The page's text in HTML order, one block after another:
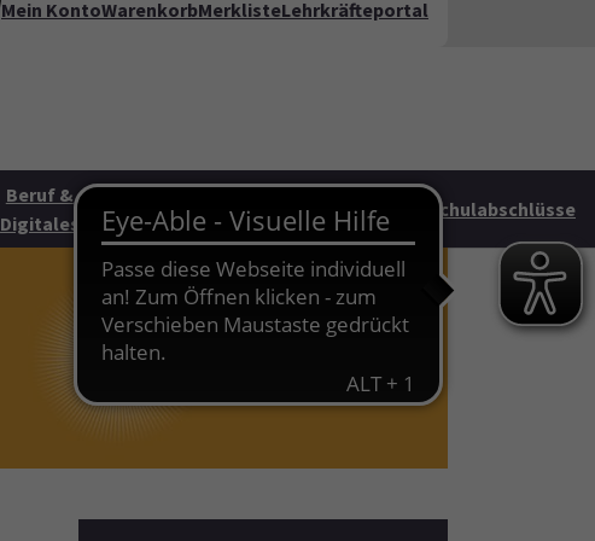
Kontakt FAQ
Mein KontoWarenkorbMerklisteLehrkräfteportal
Beruf &
Digitales
Junge vhs &
Familie
HAG Schulabschlüsse